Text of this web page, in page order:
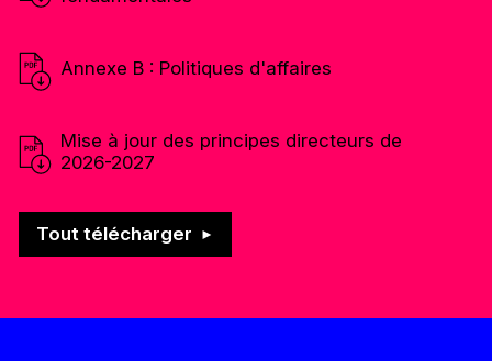
Annexe B : Politiques d'affaires
Mise à jour des principes directeurs de
2026-2027
Tout télécharger